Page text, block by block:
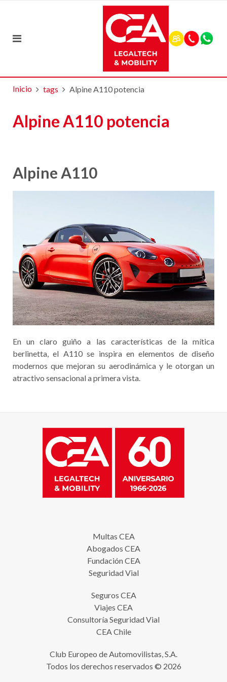
Inicio tags Alpine A110 potencia
Alpine A110 potencia
Alpine A110
En un claro guiño a las características de la mítica
berlinetta, el A110 se inspira en elementos de diseño
modernos que mejoran su aerodinámica y le otorgan un
atractivo sensacional a primera vista.
Multas CEA
Abogados CEA
Fundación CEA
Seguridad Vial
Seguros CEA
Viajes CEA
Consultoría Seguridad Vial
CEA Chile
Club Europeo de Automovilistas, S.A.
Todos los derechos reservados © 2026